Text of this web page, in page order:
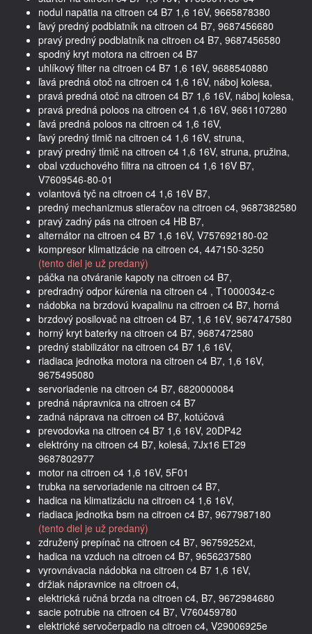
nodul napätia na citroen c4 B7 1,6 16V, 9665878380
ľavý predný podblatník na citroen c4 B7, 9687456680
pravý predný podblatník na citroen c4 B7, 9687456580
spodný kryt motora na citroen c4 B7
uhlíkový filter na citroen c4 B7 1,6 16V, 9688540880
ľavá predná otoč na citroen c4 1,6 16V, náboj kolesa,
pravá predná otoč na citroen c4 B7 1,6 16V, náboj kolesa,
pravá predná poloos na citroen c4 1,6 16V, 9661107280
ľavá predná poloos na citroen c4 1,6 16V,
ľavý predný tlmič na citroen c4 1,6 16V, struna,
pravý predný tlmič na citroen c4 1,6 16V, struna, pružina,
obal vzduchového filtra na citroen c4 1,6 16V B7,
V7609546-80-01
volantová tyč na citroen c4 1,6 16V B7,
predný mechanizmus stieračov na citroen c4, 9687382580
pravý zadný pás na citroen c4 HB B7,
alternátor na citroen c4 B7 1,6 16V, V757692180-02
kompresor klimatizácie na citroen c4, 447150-3250
(tento diel je už predaný)
páčka na otváranie kapoty na citroen c4 B7,
predradný odpor kúrenia na citroen c4 , T1000034z-c
nádobka na brzdovú kvapalinu na citroen c4 B7, horná
brzdový posilovač na citroen c4 B7, 1,6 16V, 9674747580
horný kryt baterky na citroen c4 B7, 9687472580
predný stabilizátor na citroen c4 B7 1,6 16V,
riadiaca jednotka motora na citroen c4 B7, 1,6 16V,
9675495080
servoriadenie na citroen c4 B7, 6820000084
predná nápravnica na citroen c4 B7
zadná náprava na citroen c4 B7, kotúčová
prevodovka na citroen c4 B7 1,6 16V, 20DP42
elektróny na citroen c4 B7, kolesá, 7Jx16 ET29
9687802977
motor na citroen c4 1,6 16V, 5F01
trubka na servoriadenie na citroen c4 B7,
hadica na klimatizáciu na citroen c4 1,6 16V,
riadiaca jednotka bsm na citroen c4 B7, 9677987180
(tento diel je už predaný)
združený prepínač na citroen c4 B7, 96759252xt,
hadica na vzduch na citroen c4 B7, 9656237580
vyrovnávacia nádobka na citroen c4 B7 1,6 16V,
držiak nápravnice na citroen c4,
elektrická ručná brzda na citroen c4, B7, 9672984680
sacie potrubie na citroen c4 B7, V760459780
elektrické servočerpadlo na citroen c4, V29006925e